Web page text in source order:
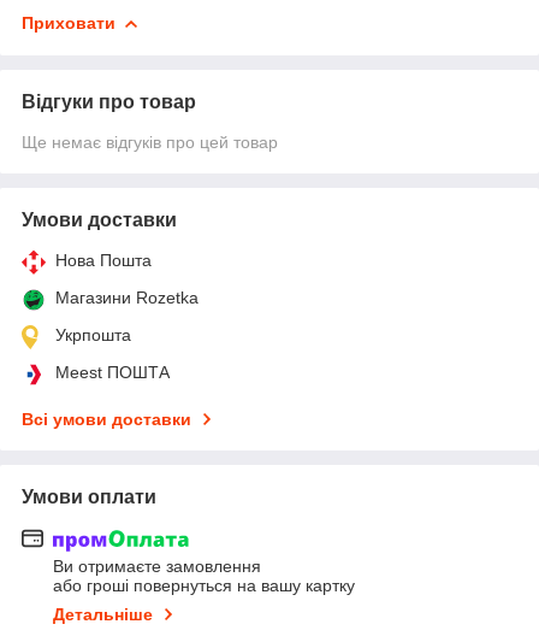
Приховати
Відгуки про товар
Ще немає відгуків про цей товар
Умови доставки
Нова Пошта
Магазини Rozetka
Укрпошта
Meest ПОШТА
Всі умови доставки
Умови оплати
Ви отримаєте замовлення
або гроші повернуться на вашу картку
Детальніше